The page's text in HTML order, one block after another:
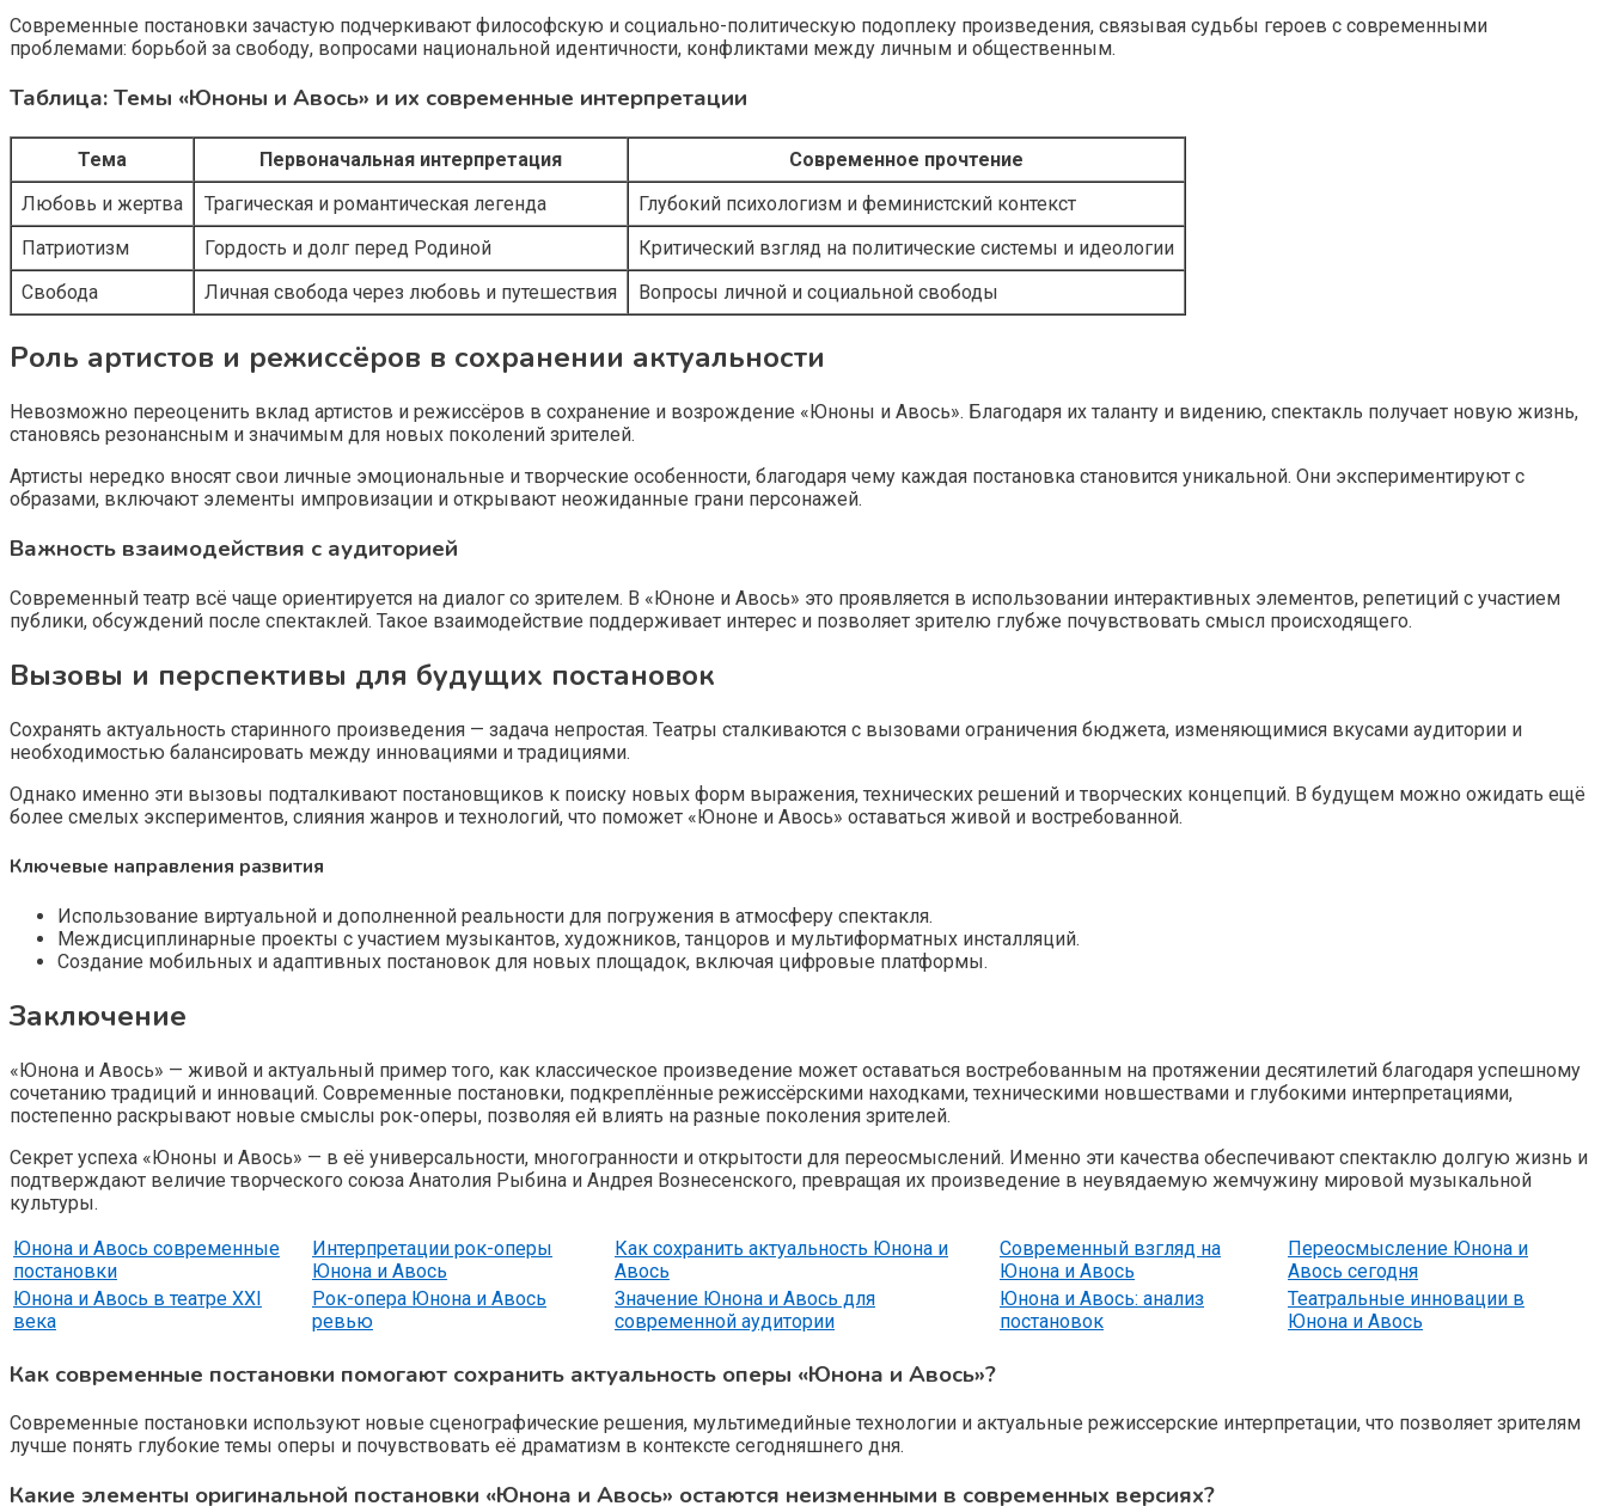
Современные постановки зачастую подчеркивают философскую и социально-политическую подоплеку произведения, связывая судьбы героев с современными
проблемами: борьбой за свободу, вопросами национальной идентичности, конфликтами между личным и общественным.
Таблица: Темы «Юноны и Авось» и их современные интерпретации
Тема Первоначальная интерпретация
Современное прочтение
Любовь и жертва
Трагическая и романтическая легенда
Глубокий психологизм и феминистский контекст
Патриотизм
Гордость и долг перед Родиной
Критический взгляд на политические системы и идеологии
Свобода
Личная свобода через любовь и путешествия Вопросы личной и социальной свободы
Роль артистов и режиссёров в сохранении актуальности
Невозможно переоценить вклад артистов и режиссёров в сохранение и возрождение «Юноны и Авось». Благодаря их таланту и видению, спектакль получает новую жизнь,
становясь резонансным и значимым для новых поколений зрителей.
Артисты нередко вносят свои личные эмоциональные и творческие особенности, благодаря чему каждая постановка становится уникальной. Они экспериментируют с
образами, включают элементы импровизации и открывают неожиданные грани персонажей.
Важность взаимодействия с аудиторией
Современный театр всё чаще ориентируется на диалог со зрителем. В «Юноне и Авось» это проявляется в использовании интерактивных элементов, репетиций с участием
публики, обсуждений после спектаклей. Такое взаимодействие поддерживает интерес и позволяет зрителю глубже почувствовать смысл происходящего.
Вызовы и перспективы для будущих постановок
Сохранять актуальность старинного произведения — задача непростая. Театры сталкиваются с вызовами ограничения бюджета, изменяющимися вкусами аудитории и
необходимостью балансировать между инновациями и традициями.
Однако именно эти вызовы подталкивают постановщиков к поиску новых форм выражения, технических решений и творческих концепций. В будущем можно ожидать ещё
более смелых экспериментов, слияния жанров и технологий, что поможет «Юноне и Авось» оставаться живой и востребованной.
Ключевые направления развития
Использование виртуальной и дополненной реальности для погружения в атмосферу спектакля.
Междисциплинарные проекты с участием музыкантов, художников, танцоров и мультиформатных инсталляций.
Создание мобильных и адаптивных постановок для новых площадок, включая цифровые платформы.
Заключение
«Юнона и Авось» — живой и актуальный пример того, как классическое произведение может оставаться востребованным на протяжении десятилетий благодаря успешному
сочетанию традиций и инноваций. Современные постановки, подкреплённые режиссёрскими находками, техническими новшествами и глубокими интерпретациями,
постепенно раскрывают новые смыслы рок-оперы, позволяя ей влиять на разные поколения зрителей.
Секрет успеха «Юноны и Авось» — в её универсальности, многогранности и открытости для переосмыслений. Именно эти качества обеспечивают спектаклю долгую жизнь и
подтверждают величие творческого союза Анатолия Рыбина и Андрея Вознесенского, превращая их произведение в неувядаемую жемчужину мировой музыкальной
культуры.
Юнона и Авось современные
постановки
Интерпретации рок-оперы
Юнона и Авось
Как сохранить актуальность Юнона и
Авось
Современный взгляд на
Юнона и Авось
Переосмысление Юнона и
Авось сегодня
Юнона и Авось в театре XXI
века
Рок-опера Юнона и Авось
ревью
Значение Юнона и Авось для
современной аудитории
Юнона и Авось: анализ
постановок
Театральные инновации в
Юнона и Авось
Как современные постановки помогают сохранить актуальность оперы «Юнона и Авось»?
Современные постановки используют новые сценографические решения, мультимедийные технологии и актуальные режиссерские интерпретации, что позволяет зрителям
лучше понять глубокие темы оперы и почувствовать её драматизм в контексте сегодняшнего дня.
Какие элементы оригинальной постановки «Юнона и Авось» остаются неизменными в современных версиях?